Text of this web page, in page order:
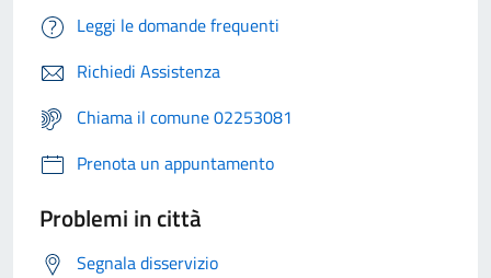
Leggi le domande frequenti
Richiedi Assistenza
Chiama il comune 02253081
Prenota un appuntamento
Problemi in città
Segnala disservizio